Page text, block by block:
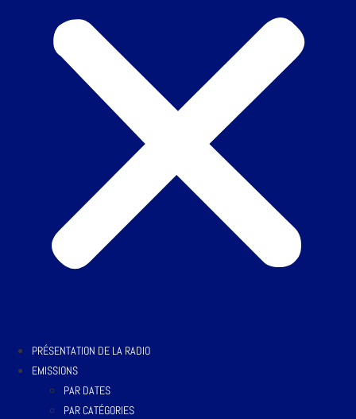
PRÉSENTATION DE LA RADIO
EMISSIONS
PAR DATES
PAR CATÉGORIES